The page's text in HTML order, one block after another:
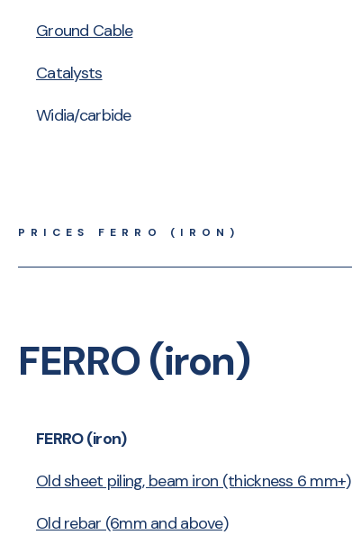
Ground Cable
Catalysts
Widia/carbide
PRICES FERRO (IRON)
FERRO (iron)
FERRO (iron)
Old sheet piling, beam iron (thickness 6 mm+)
Old rebar (6mm and above)